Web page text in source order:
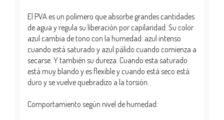
El PVA es un polímero que absorbe grandes cantidades
de agua y regula su liberación por capilaridad. Su color
azul cambia de tono con la humedad: azul intenso
cuando está saturado y azul pálido cuando comienza a
secarse. Y también su dureza. Cuando esta saturado
está muy blando y es flexible y cuando está seco está
duro y se vuelve quebradizo a la torsión.
Comportamiento según nivel de humedad: